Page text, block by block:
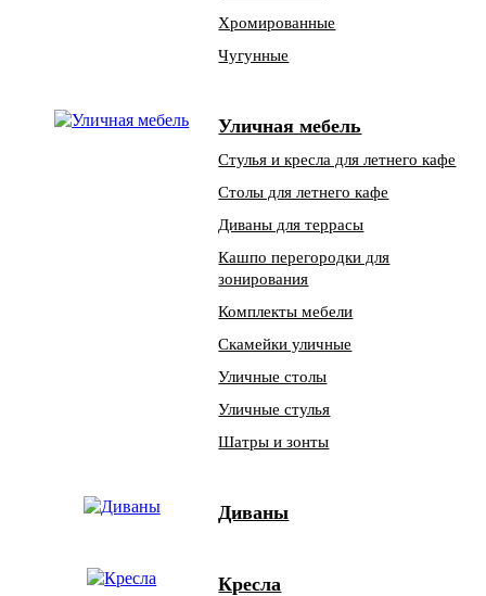
Хромированные
Чугунные
Уличная мебель
Стулья и кресла для летнего кафе
Столы для летнего кафе
Диваны для террасы
Кашпо перегородки для
зонирования
Комплекты мебели
Скамейки уличные
Уличные столы
Уличные стулья
Шатры и зонты
Диваны
Кресла